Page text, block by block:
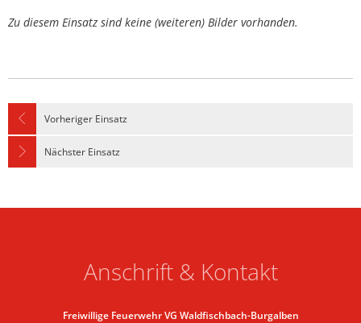
Zu diesem Einsatz sind keine (weiteren) Bilder vorhanden.
Vorheriger Einsatz
Nächster Einsatz
Anschrift & Kontakt
Freiwillige Feuerwehr VG Waldfischbach-Burgalben